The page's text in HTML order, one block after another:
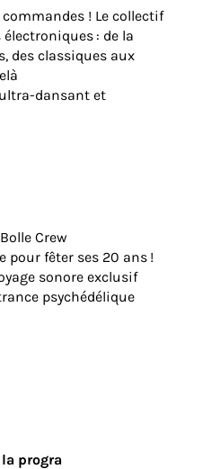
commandes ! Le collectif
: de la
des classiques aux
dansant et
Crew
pour fêter ses 20 ans !
sonore exclusif
psychédélique
progra